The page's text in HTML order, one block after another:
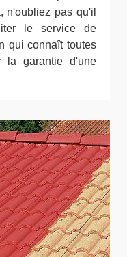
n'oubliez pas qu'il
le service de
qui connaît toutes
la garantie d'une